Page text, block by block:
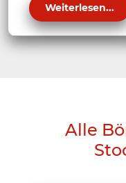
Weiterlesen...
Alle